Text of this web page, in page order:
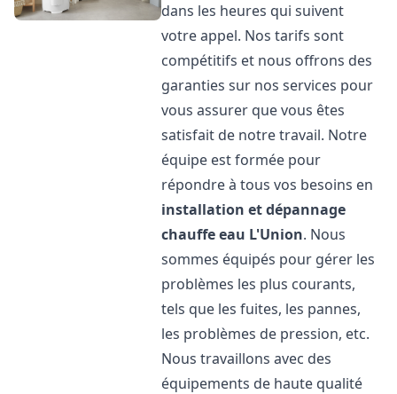
dans les heures qui suivent
votre appel. Nos tarifs sont
compétitifs et nous offrons des
garanties sur nos services pour
vous assurer que vous êtes
satisfait de notre travail. Notre
équipe est formée pour
répondre à tous vos besoins en
installation et dépannage
chauffe eau L'Union. Nous
sommes équipés pour gérer les
problèmes les plus courants,
tels que les fuites, les pannes,
les problèmes de pression, etc.
Nous travaillons avec des
équipements de haute qualité